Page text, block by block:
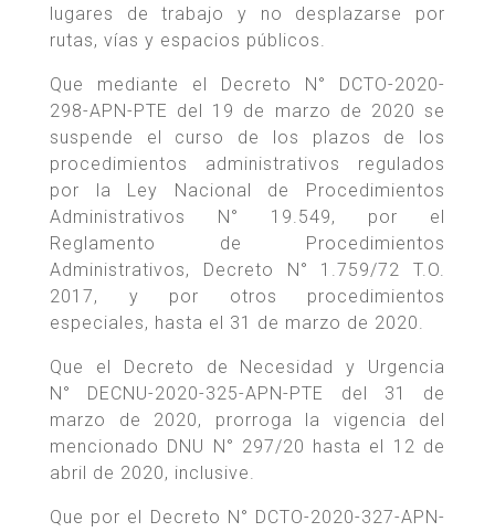
lugares de trabajo y no desplazarse por
rutas, vías y espacios públicos.
Que mediante el Decreto N° DCTO-2020-
298-APN-PTE del 19 de marzo de 2020 se
suspende el curso de los plazos de los
procedimientos administrativos regulados
por la Ley Nacional de Procedimientos
Administrativos N° 19.549, por el
Reglamento de Procedimientos
Administrativos, Decreto N° 1.759/72 T.O.
2017, y por otros procedimientos
especiales, hasta el 31 de marzo de 2020.
Que el Decreto de Necesidad y Urgencia
N° DECNU-2020-325-APN-PTE del 31 de
marzo de 2020, prorroga la vigencia del
mencionado DNU N° 297/20 hasta el 12 de
abril de 2020, inclusive.
Que por el Decreto N° DCTO-2020-327-APN-